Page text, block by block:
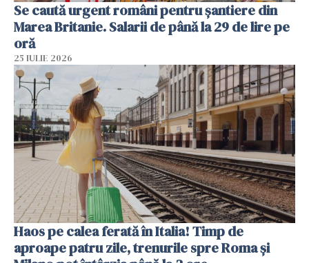
Se caută urgent români pentru șantiere din
Marea Britanie. Salarii de până la 29 de lire pe
oră
25 IULIE 2026
Haos pe calea ferată în Italia! Timp de
aproape patru zile, trenurile spre Roma și